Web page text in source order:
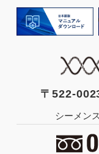
〒522-
シーメン